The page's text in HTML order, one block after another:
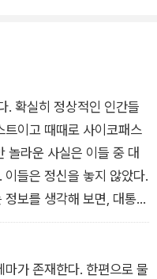
고서 2025」에 따르면, 20
권이 집권한 국가가 91개
유럽의 헝가리와 폴란드
되었고, 이탈리아, 프랑
난 2~3년 사이 극우 정당
프 정부가 들어서며 민주
을 획득하고 유지하는
언제 어떤 계기로 무너지
. 확실히 정상적인 인간들
이고 때때로 사이코패스
놀라운 사실은 이들 중 대
들은 정신을 놓지 않았다.
보를 생각해 보면, 대통령
하고 죽이고 굶주리게 하
생존하는 방식이다. ― (서
가 존재한다. 한편으로 물